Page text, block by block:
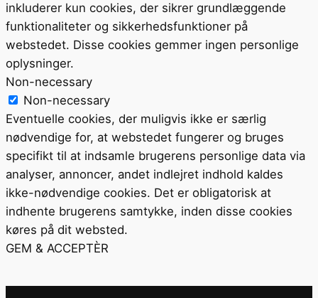
inkluderer kun cookies, der sikrer grundlæggende
funktionaliteter og sikkerhedsfunktioner på
webstedet. Disse cookies gemmer ingen personlige
oplysninger.
Non-necessary
Non-necessary
Eventuelle cookies, der muligvis ikke er særlig
nødvendige for, at webstedet fungerer og bruges
specifikt til at indsamle brugerens personlige data via
analyser, annoncer, andet indlejret indhold kaldes
ikke-nødvendige cookies. Det er obligatorisk at
indhente brugerens samtykke, inden disse cookies
køres på dit websted.
GEM & ACCEPTÈR